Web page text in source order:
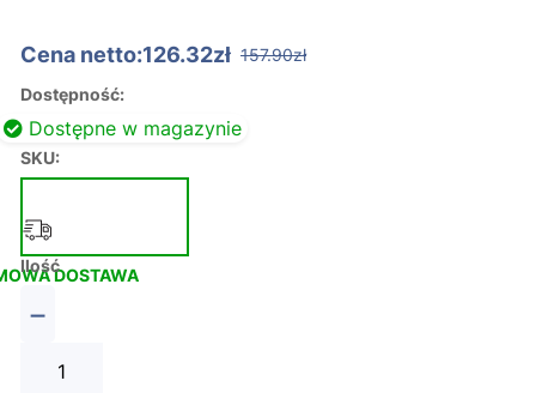
Cena netto:126.32zł 157.90zł
Dostępność:
Dostępne w magazynie
SKU:
DOSTAWA
Ilość
−